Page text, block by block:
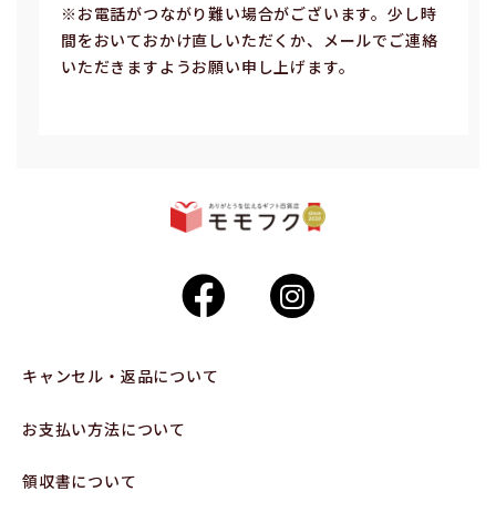
※お電話がつながり難い場合がございます。少し時
間をおいておかけ直しいただくか、メールでご連絡
いただきますようお願い申し上げます。
キャンセル・返品について
お支払い方法について
領収書について